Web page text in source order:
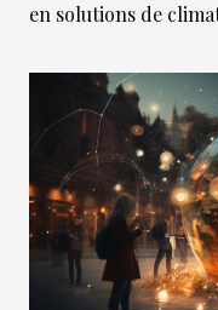
en solutions de